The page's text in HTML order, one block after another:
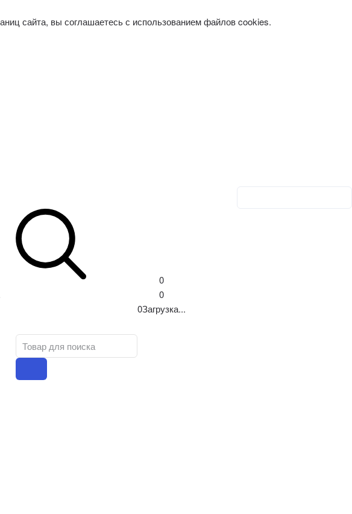
сайта, вы соглашаетесь с использованием файлов cookies.
0
0
0Загрузка...